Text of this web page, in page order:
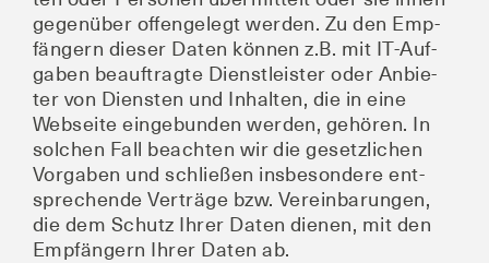
gegen­über offen­ge­legt wer­den. Zu den Emp­
fän­gern die­ser Daten kön­nen z.B. mit IT-Auf­
ga­ben beauf­trag­te Dienst­leis­ter oder Anbie­
ter von Diens­ten und Inhal­ten, die in eine
Web­sei­te ein­ge­bun­den wer­den, gehö­ren. In
sol­chen Fall beach­ten wir die gesetz­li­chen
Vor­ga­ben und schlie­ßen ins­be­son­de­re ent­
spre­chen­de Ver­trä­ge bzw. Ver­ein­ba­run­gen,
die dem Schutz Ihrer Daten die­nen, mit den
Emp­fän­gern Ihrer Daten ab.